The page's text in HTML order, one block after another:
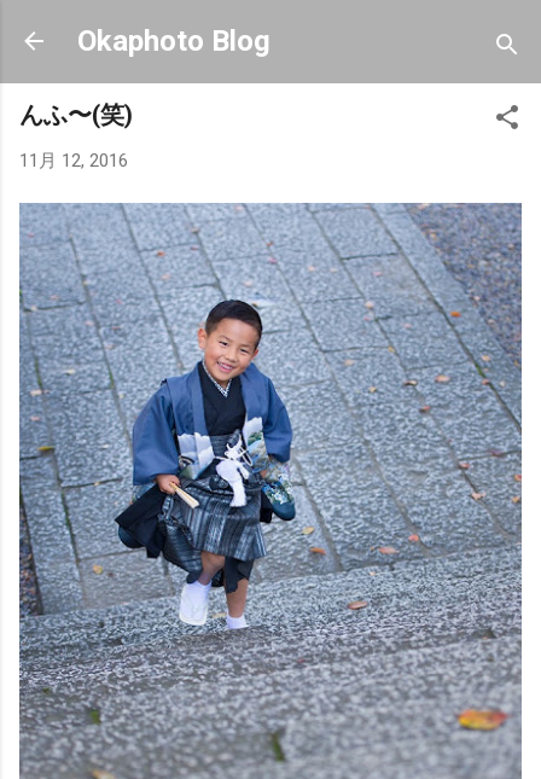
スキップしてメイン コンテンツに移動
Okaphoto Blog
んふ〜(笑)
11月 12, 2016